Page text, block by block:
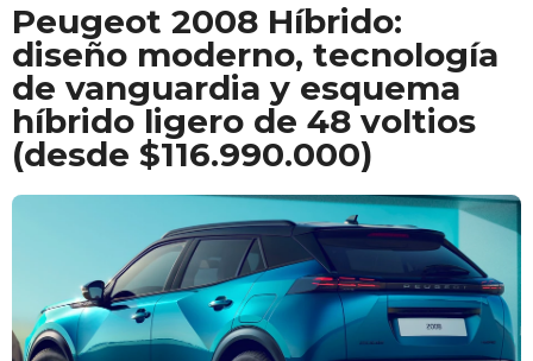
Peugeot 2008 Híbrido:
diseño moderno, tecnología
de vanguardia y esquema
híbrido ligero de 48 voltios
(desde $116.990.000)